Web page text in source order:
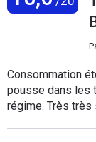
Consommation
pousse dans les
régime. Très très